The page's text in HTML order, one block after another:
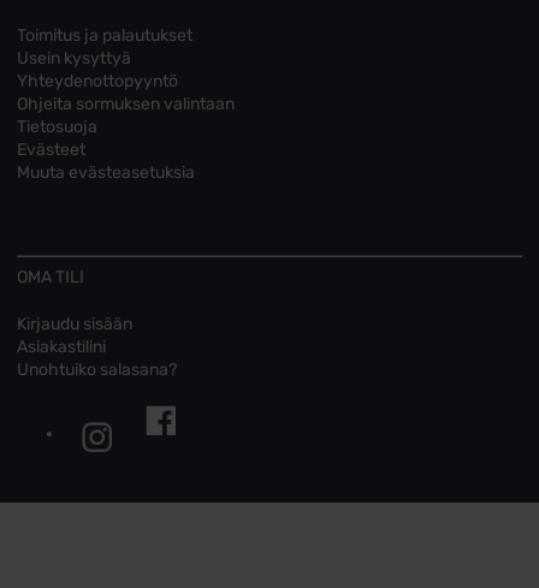
Toimitus ja palautukset
Usein kysyttyä
Yhteydenottopyyntö
Ohjeita sormuksen valintaan
Tietosuoja
Evästeet
Muuta evästeasetuksia
OMA TILI
Kirjaudu sisään
Asiakastilini
Unohtuiko salasana?